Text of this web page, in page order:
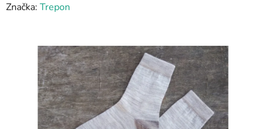
Značka: Trepon